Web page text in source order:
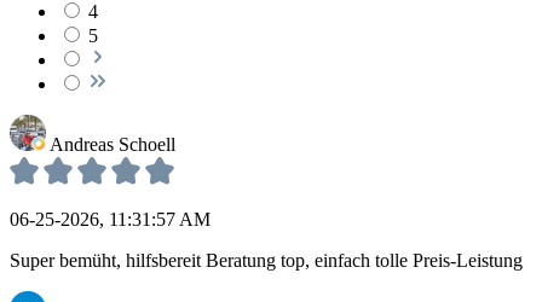
4
5
Andreas Schoell
06-25-2026, 11:31:57 AM
Super bemüht, hilfsbereit Beratung top, einfach tolle Preis-Leistung